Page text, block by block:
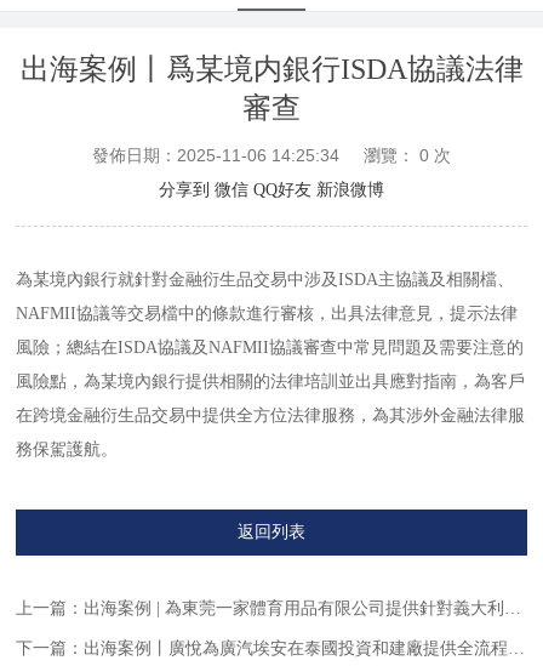
出海案例丨爲某境内銀行ISDA協議法律
審查
發佈日期：2025-11-06 14:25:34 瀏覽： 0 次
分享到 微信 QQ好友 新浪微博
為某境內銀行就針對金融衍生品交易中涉及ISDA主協議及相關檔、
NAFMII協議等交易檔中的條款進行審核，出具法律意見 ，提示法律
風險 ；總結在ISDA協議及NAFMII協議審查中常見問題及需要注意的
風險點，為某境內銀行提供相關的法律培訓並出具應對指南，為客戶
在跨境金融衍生品交易中提供全方位法律服務，為其涉外金融法律服
務保駕護航。
返回列表
上一篇： 出海案例 | 為東莞一家體育用品有限公司提供針對義大利某公司的債務追償及信貸回收等相關法律服務
下一篇： 出海案例丨廣悅為廣汽埃安在泰國投資和建廠提供全流程服務